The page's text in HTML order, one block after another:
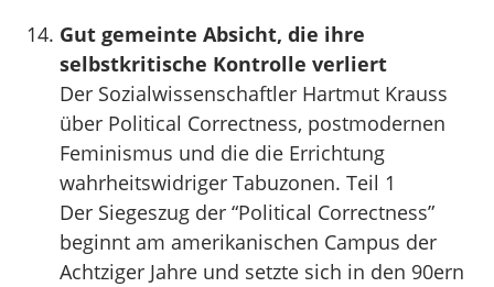
Gut gemeinte Absicht, die ihre
selbstkritische Kontrolle verliert
Der Sozialwissenschaftler Hartmut Krauss
über Political Correctness, postmodernen
Feminismus und die die Errichtung
wahrheitswidriger Tabuzonen. Teil 1
Der Siegeszug der “Political Correctness”
beginnt am amerikanischen Campus der
Achtziger Jahre und setzte sich in den 90ern